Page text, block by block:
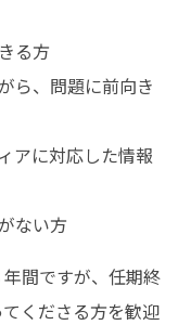
る方
ら、問題に前向き
アに対応した情報
ない方
間ですが、任期終
くださる方を歓迎